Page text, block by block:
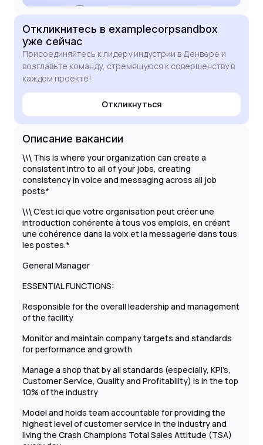
Откликнитесь в examplecorpsandbox
уже сейчас
Присоединяйтесь к лидеру индустрии в Денвере и
возглавьте команду, стремящуюся к совершенству в
каждом проекте!
Откликнуться
Описание вакансии
\\\ This is where your organization can create a
consistent intro to all of your jobs, creating
consistency in voice and messaging across all job
posts*
\\\ C'est ici que votre organisation peut créer une
introduction cohérente à tous vos emplois, en créant
une cohérence dans la voix et la messagerie dans tous
les postes.*
General Manager
ESSENTIAL FUNCTIONS:
Responsible for the overall leadership and management
of the facility
Monitor and maintain company targets and standards
for performance and growth
Manage a shop that by all standards (especially, KPI’s,
Customer Service, Quality and Profitability) is in the top
10% of the industry
Model and holds team accountable for providing the
highest level of customer service in the industry and
living the Crash Champions Total Sales Attitude (TSA)